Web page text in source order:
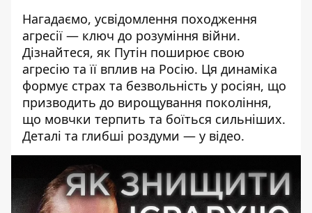
Нагадаємо, усвідомлення походження
агресії — ключ до розуміння війни.
Дізнайтеся, як Путін поширює свою
агресію та її вплив на Росію. Ця динаміка
формує страх та безвольність у росіян, що
призводить до вирощування покоління,
що мовчки терпить та боїться сильніших.
Деталі та глибші роздуми — у відео.